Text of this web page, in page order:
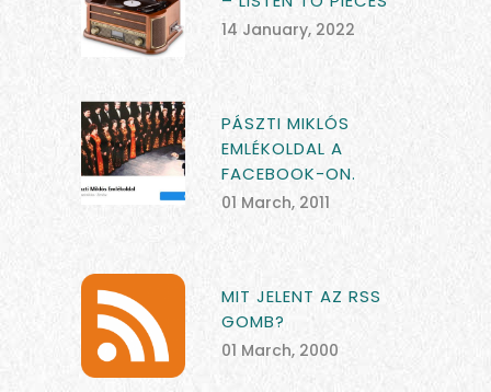
14 January, 2022
PÁSZTI MIKLÓS
EMLÉKOLDAL A
FACEBOOK-ON.
01 March, 2011
MIT JELENT AZ RSS
GOMB?
01 March, 2000